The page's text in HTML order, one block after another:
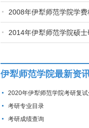
2008年伊犁师范学院学
2014年伊犁师范学院硕
伊犁师范学院最新资
2020年伊犁师范学院考研复
考研专业目录
考研成绩查询